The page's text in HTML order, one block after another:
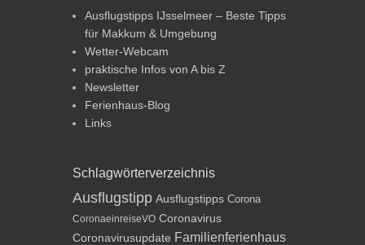
Ausflugstipps IJsselmeer – Beste Tipps
für Makkum & Umgebung
Wetter-Webcam
praktische Infos von A bis Z
Newsletter
Ferienhaus-Blog
Links
Schlagwörterverzeichnis
Ausflugstipp Ausflugstipps Corona
CoronaeinreiseVO Coronavirus
Coronavirusupdate Familienferienhaus